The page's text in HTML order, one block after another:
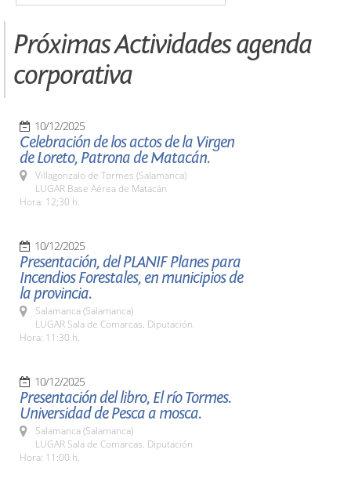
Próximas Actividades agenda
corporativa
10/12/2025
Celebración de los actos de la Virgen
de Loreto, Patrona de Matacán.
Villagonzalo de Tormes (Salamanca)
LUGAR Base Aérea de Matacán
Hora: 12;30 h.
10/12/2025
Presentación, del PLANIF Planes para
Incendios Forestales, en municipios de
la provincia.
Salamanca (Salamanca)
LUGAR Sala de Comarcas. Diputación.
Hora: 11:30 h.
10/12/2025
Presentación del libro, El río Tormes.
Universidad de Pesca a mosca.
Salamanca (Salamanca)
LUGAR Sala de Comarcas. Diputación
Hora: 11:00 h.